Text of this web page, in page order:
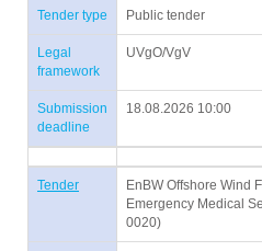
Tender type Public tender
Legal
framework
UVgO/VgV
Submission
deadline
18.08.2026 10:00
Tender
EnBW Offshore Wind
Emergency Medical
0020)